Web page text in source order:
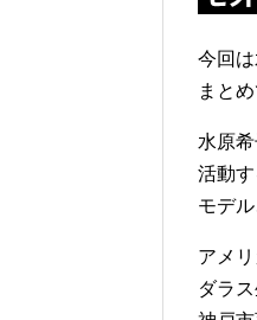
今回
まと
水原
活動
モデル
アメ
ダラ